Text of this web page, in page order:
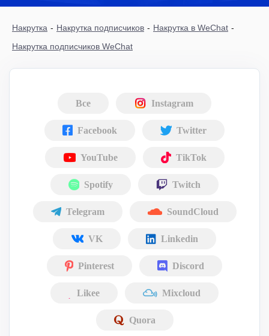
Накрутка - Накрутка подписчиков - Накрутка в WeChat -
Накрутка подписчиков WeChat
Все Instagram
Facebook Twitter
YouTube TikTok
Spotify Twitch
Telegram SoundCloud
VK Linkedin
Pinterest Discord
Likee Mixcloud
Quora